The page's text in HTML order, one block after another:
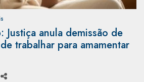
anula demissão de
trabalhar para amamentar